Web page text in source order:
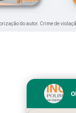
do autor. Crime de